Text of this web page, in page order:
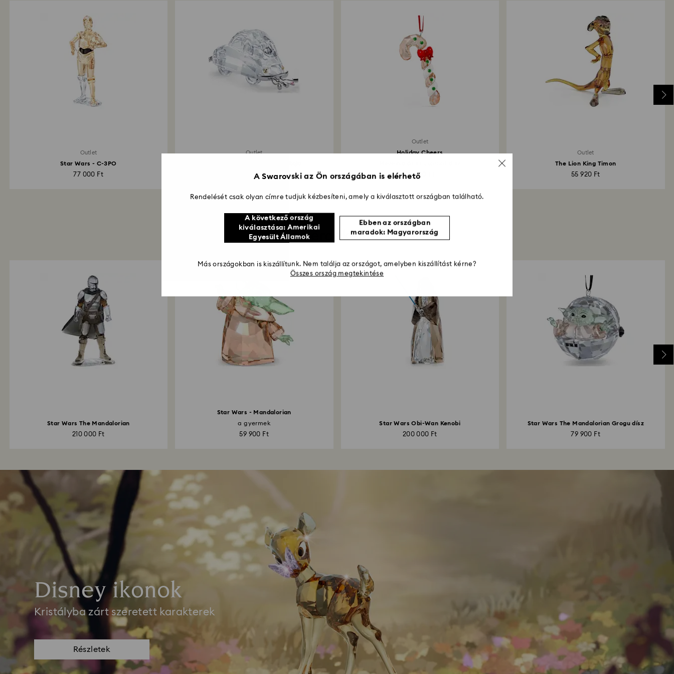
Outlet
Star Wars - C-3PO
77 000 Ft
Outlet
38 430 Ft
Outlet
Holiday Cheers
23 730 Ft
Outlet
The Lion King Timon
55 920 Ft
Esetleg érdekelheti Önt
Star Wars The Mandalorian
210 000 Ft
Star Wars - Mandalorian
a gyermek
59 900 Ft
Star Wars Obi-Wan Kenobi
200 000 Ft
Star Wars The Mandalorian Grogu dísz
79 900 Ft
Disney ikonok
Kristályba zárt szeretett karakterek
Részletek
A Swarovski az Ön országában is elérhető
Rendelését csak olyan címre tudjuk kézbesíteni, amely a kiválasztott országban található.
A következő ország
kiválasztása: Amerikai
Egyesült Államok
Ebben az országban
maradok: Magyarország
Más országokban is kiszállítunk. Nem találja az országot, amelyben kiszállítást kérne?
Összes ország megtekintése